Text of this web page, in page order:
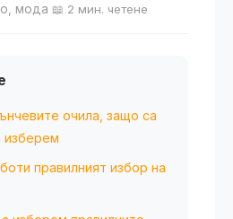
мода 📖 2 мин. четене
очила, защо са
изберем
правилният избор на